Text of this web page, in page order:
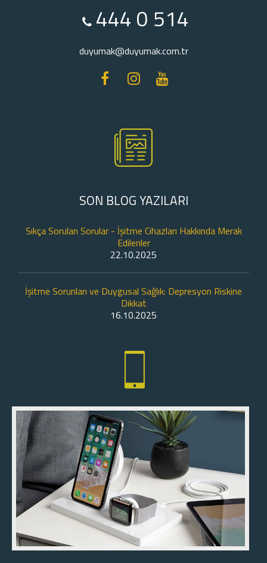
444 0 514
duyumak@duyumak.com.tr
SON BLOG YAZILARI
Sıkça Sorulan Sorular - İşitme Cihazları Hakkında Merak
Edilenler
22.10.2025
İşitme Sorunları ve Duygusal Sağlık: Depresyon Riskine
Dikkat
16.10.2025